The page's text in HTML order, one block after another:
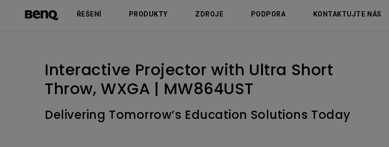
ŘEŠENÍ PRODUKTY ZDROJE PODPORA KONTAKTUJTE NÁS
Interactive Projector with Ultra Short
Throw, WXGA | MW864UST
Delivering Tomorrow’s Education Solutions Today